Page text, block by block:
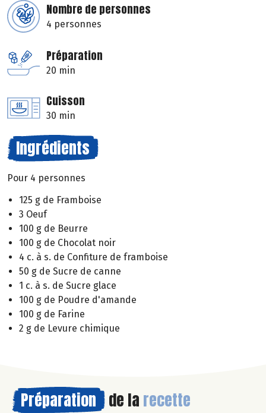
Nombre de personnes
4 personnes
Préparation
20 min
Cuisson
30 min
Ingrédients
Pour 4 personnes
125 g de Framboise
3 Oeuf
100 g de Beurre
100 g de Chocolat noir
4 c. à s. de Confiture de framboise
50 g de Sucre de canne
1 c. à s. de Sucre glace
100 g de Poudre d'amande
100 g de Farine
2 g de Levure chimique
Préparation de la recette